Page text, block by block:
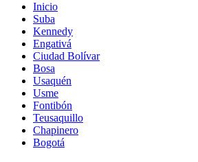
Inicio
Suba
Kennedy
Engativá
Ciudad Bolívar
Bosa
Usaquén
Usme
Fontibón
Teusaquillo
Chapinero
Bogotá